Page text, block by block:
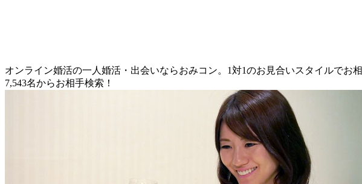
オンライン婚活の一人婚活・出会いならおみコン。1対1のお見合いスタイルで
7,543名からお相手検索！